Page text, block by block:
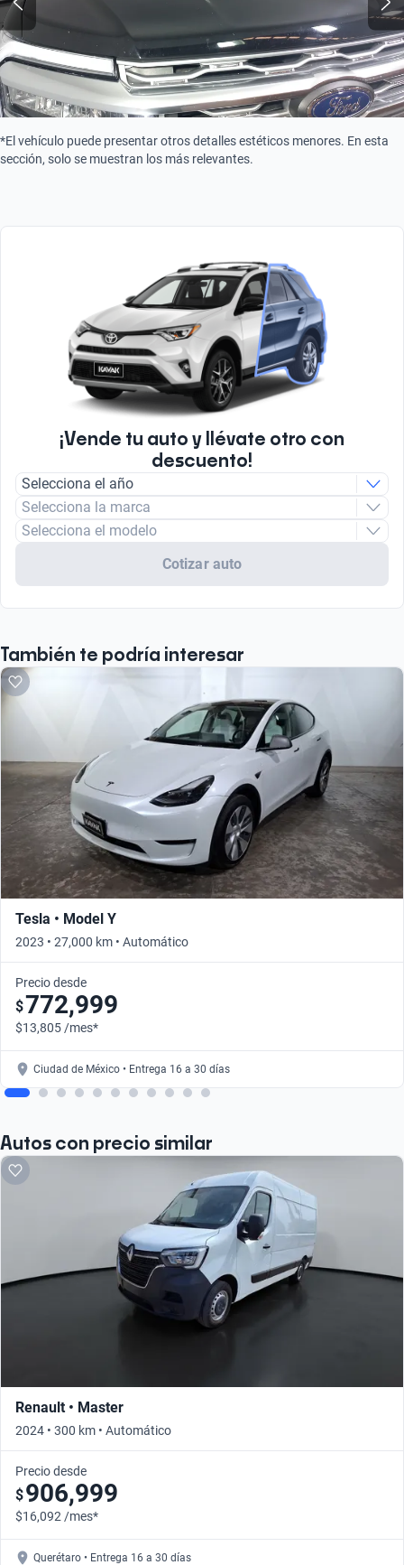
*El vehículo puede presentar otros detalles estéticos menores. En esta
sección, solo se muestran los más relevantes.
¡Vende tu auto y llévate otro con
descuento!
Selecciona el año
Selecciona la marca
Selecciona el modelo
Cotizar auto
También te podría interesar
Tesla • Model Y
2023 • 27,000 km • Automático
Precio desde
$772,999
$13,805 /mes*
Ciudad de México • Entrega 16 a 30 días
Autos con precio similar
Renault • Master
2024 • 300 km • Automático
Precio desde
$906,999
$16,092 /mes*
Querétaro • Entrega 16 a 30 días